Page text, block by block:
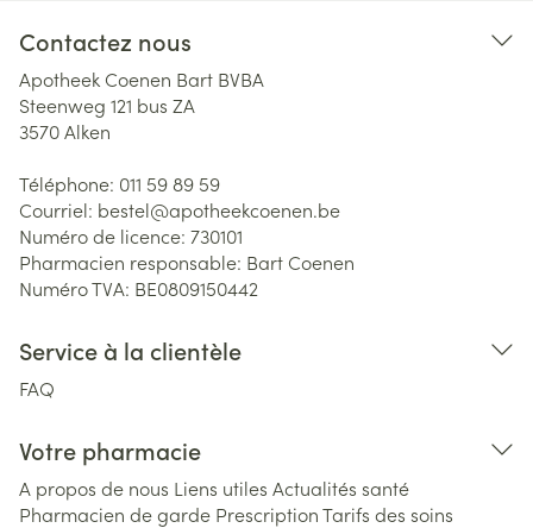
Contactez nous
Apotheek Coenen Bart BVBA
Steenweg 121 bus ZA
3570Alken
Téléphone: 011 59 89 59
Courriel: bestel@apotheekcoenen.be
Numéro de licence: 730101
Pharmacien responsable: Bart Coenen
Numéro TVA: BE0809150442
Service à la clientèle
FAQ
Votre pharmacie
A propos de nous Liens utiles Actualités santé
Pharmacien de garde PrescriptionTarifs des soins